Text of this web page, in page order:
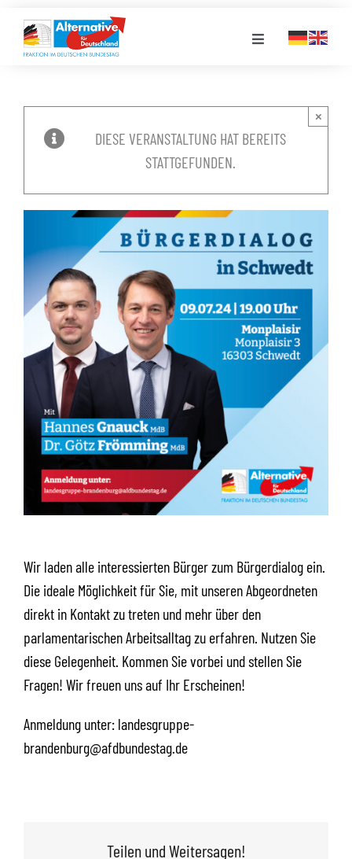
Inhalt
springen
Toggle
LANDESGRUPPEN
VERANSTALTUNGEN
PRESSE
STELLENPORTAL
MEDIATHEK
DIESE VERANSTALTUNG HAT BEREITS
STATTGEFUNDEN.
×
Wir laden alle interessierten Bürger zum Bürgerdialog ein.
Die ideale Möglichkeit für Sie, mit unseren Abgeordneten
direkt in Kontakt zu treten und mehr über den
parlamentarischen Arbeitsalltag zu erfahren. Nutzen Sie
diese Gelegenheit. Kommen Sie vorbei und stellen Sie
Fragen! Wir freuen uns auf Ihr Erscheinen!
Anmeldung unter: landesgruppe-
brandenburg@afdbundestag.de
Teilen und Weitersagen!